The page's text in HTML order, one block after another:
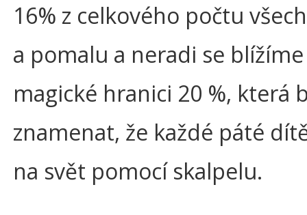
16% z celkového počtu
a pomalu a neradi se
magické hranici 20 %, která
znamenat, že každé páté
na svět pomocí skalpelu.